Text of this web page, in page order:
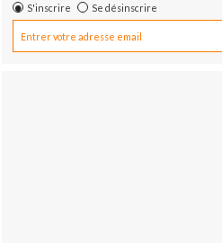
S'inscrire Se désinscrire